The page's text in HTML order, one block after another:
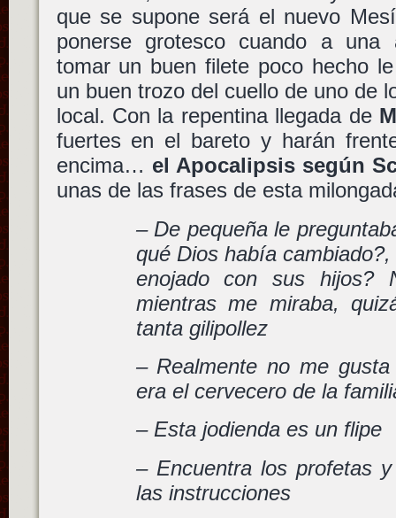
que se supone será el nuevo
ponerse grotesco cuando a una
tomar un buen filete poco hecho
un buen trozo del cuello de uno de
local. Con la repentina llegada de
fuertes en el bareto y harán
encima… el Apocalipsis según
unas de las frases de esta
– De pequeña le
qué Dios había
enojado con sus
mientras me miraba,
tanta gilipollez
– Realmente no me
era el cervecero de la
– Esta jodienda es un flipe
– Encuentra los profetas
las instrucciones